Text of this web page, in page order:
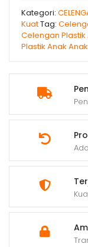
Kategori:
KuatTag:
Celengan
Plastik Anak